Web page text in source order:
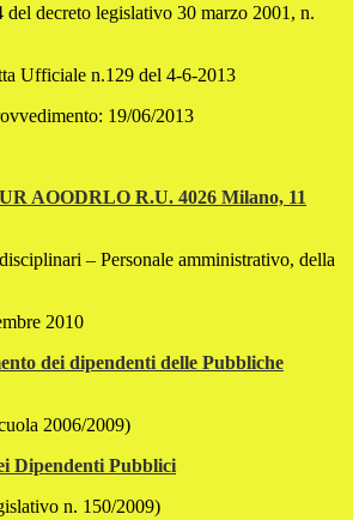
decreto legislativo 30 marzo 2001, n.
Ufficiale n.129 del 4-6-2013
19/06/2013
AOODRLO R.U. 4026 Milano, 11
– Personale amministrativo, della
2010
dei dipendenti delle Pubbliche
2006/2009)
Dipendenti Pubblici
n. 150/2009)